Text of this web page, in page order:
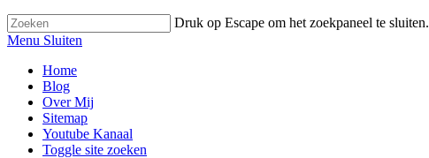
Druk op Escape om het zoekpaneel te sluiten.
Menu Sluiten
Home
Blog
Over Mij
Sitemap
Youtube Kanaal
Toggle site zoeken